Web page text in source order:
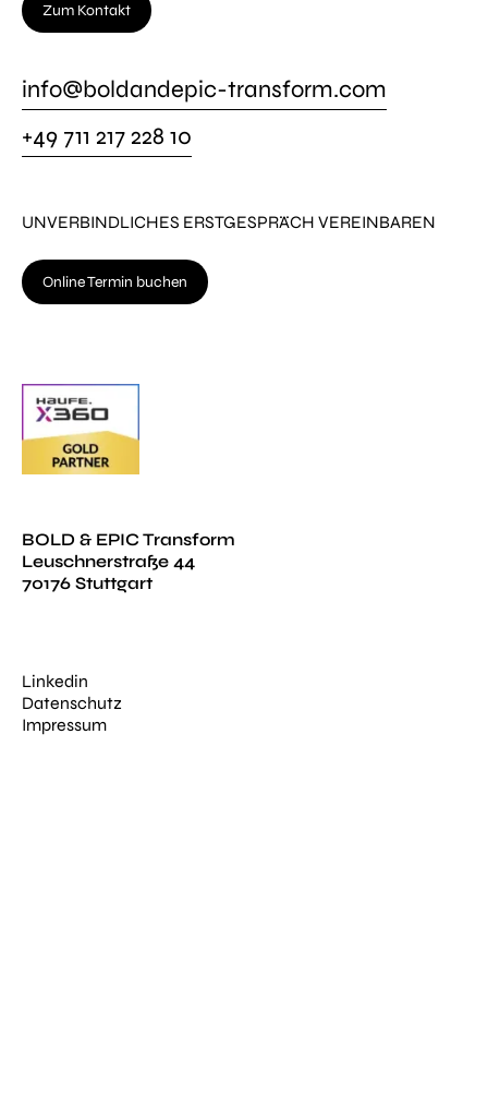
Zum Kontakt
info@boldandepic-transform.com
+49 711 217 228 10
UNVERBINDLICHES ERSTGESPRÄCH VEREINBAREN
Online Termin buchen
BOLD & EPIC Transform
Leuschnerstraße 44
70176 Stuttgart
Linkedin
Datenschutz
Impressum